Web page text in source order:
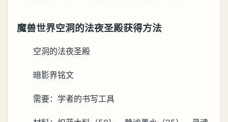
魔兽世界空洞的法夜圣殿获得方法
空洞的法夜圣殿
暗影界铭文
需要：学者的书写工具